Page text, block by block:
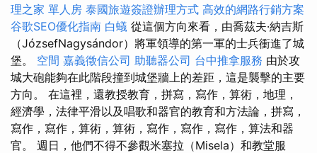
理之家 單人房 泰國旅遊簽證辦理方式 高效的網路行銷方案
谷歌SEO優化指南 白蟻 從這個方向來看，由喬茲夫·納吉斯
（JózsefNagysándor）將軍領導的第一軍的士兵衝進了城
堡。 空間 嘉義徵信公司 助聽器公司 台中推拿服務 由於攻
城大砲能夠在此階段撞到城堡牆上的差距，這是襲擊的主要
方向。 在這裡，還教授教育，拼寫，寫作，算術，地理，
經濟學，法律平滑以及唱歌和器官的教育和方法論，拼寫，
寫作，寫作，算術，算術，寫作，寫作，寫作，算法和器
官。 週日，他們不得不參觀米塞拉（Misela）和教堂服